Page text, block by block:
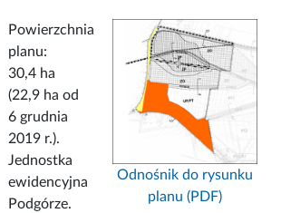
Powierzchnia
planu:
30,4 ha
(22,9 ha od
6 grudnia
2019 r.).
Jednostka
ewidencyjna
Podgórze.
Odnośnik do rysunku
planu (PDF)